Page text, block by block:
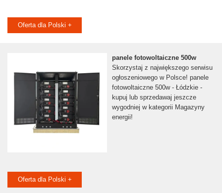
Oferta dla Polski +
panele fotowoltaiczne 500w
Skorzystaj z największego serwisu
ogłoszeniowego w Polsce! panele
fotowoltaiczne 500w - Łódzkie -
kupuj lub sprzedawaj jeszcze
wygodniej w kategorii Magazyny
energii!
Oferta dla Polski +